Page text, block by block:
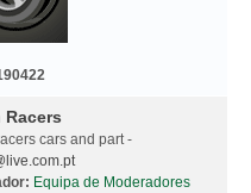
Racers
cars and part -
Equipa de Moderadores